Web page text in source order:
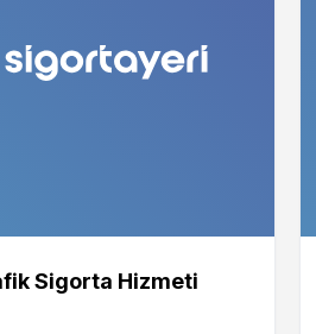
Sigorta Hizmeti